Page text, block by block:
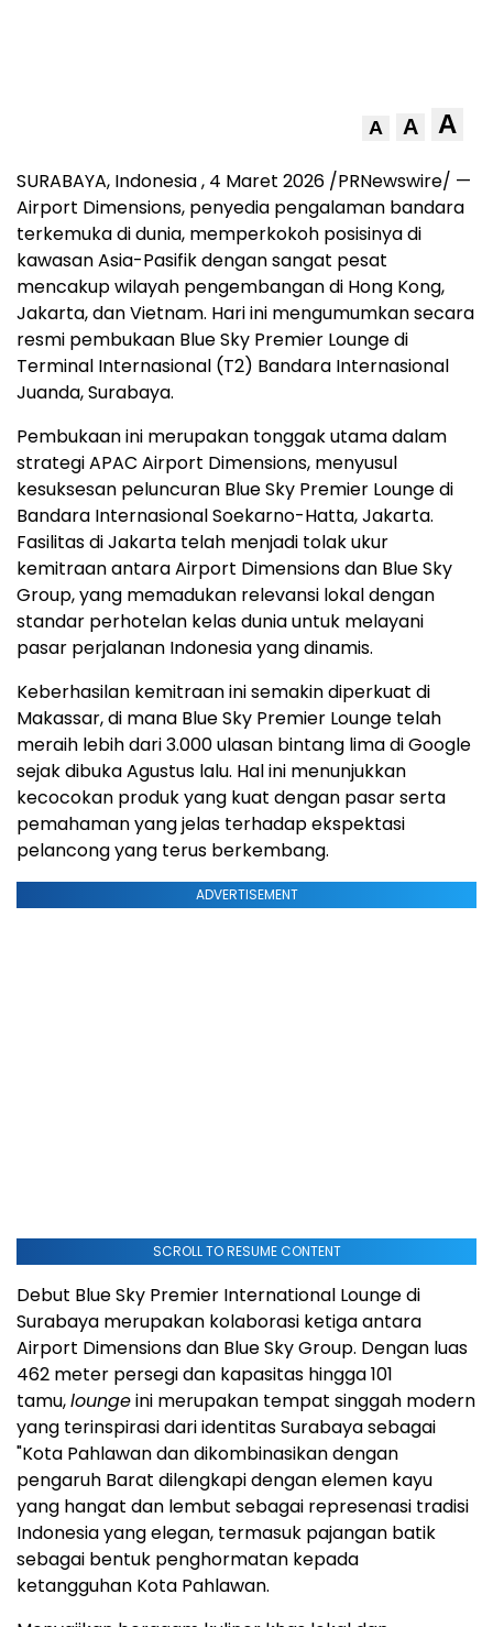
A A A
SURABAYA, Indonesia, 4 Maret 2026 /PRNewswire/ —
Airport Dimensions, penyedia pengalaman bandara
terkemuka di dunia, memperkokoh posisinya di
kawasan Asia-Pasifik dengan sangat pesat
mencakup wilayah pengembangan di Hong Kong,
Jakarta, dan Vietnam. Hari ini mengumumkan secara
resmi pembukaan Blue Sky Premier Lounge di
Terminal Internasional (T2) Bandara Internasional
Juanda, Surabaya.
Pembukaan ini merupakan tonggak utama dalam
strategi APAC Airport Dimensions, menyusul
kesuksesan peluncuran Blue Sky Premier Lounge di
Bandara Internasional Soekarno-Hatta, Jakarta.
Fasilitas di Jakarta telah menjadi tolak ukur
kemitraan antara Airport Dimensions dan Blue Sky
Group, yang memadukan relevansi lokal dengan
standar perhotelan kelas dunia untuk melayani
pasar perjalanan Indonesia yang dinamis.
Keberhasilan kemitraan ini semakin diperkuat di
Makassar, di mana Blue Sky Premier Lounge telah
meraih lebih dari 3.000 ulasan bintang lima di Google
sejak dibuka Agustus lalu. Hal ini menunjukkan
kecocokan produk yang kuat dengan pasar serta
pemahaman yang jelas terhadap ekspektasi
pelancong yang terus berkembang.
ADVERTISEMENT
SCROLL TO RESUME CONTENT
Debut Blue Sky Premier International Lounge di
Surabaya merupakan kolaborasi ketiga antara
Airport Dimensions dan Blue Sky Group. Dengan luas
462 meter persegi dan kapasitas hingga 101
tamu,loungeini merupakan tempat singgah modern
yang terinspirasi dari identitas Surabaya sebagai
"Kota Pahlawan dan dikombinasikan dengan
pengaruh Barat dilengkapi dengan elemen kayu
yang hangat dan lembut sebagai represenasi tradisi
Indonesia yang elegan, termasuk pajangan batik
sebagai bentuk penghormatan kepada
ketangguhan Kota Pahlawan.